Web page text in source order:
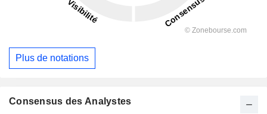
Plus de notations
Consensus des Analystes